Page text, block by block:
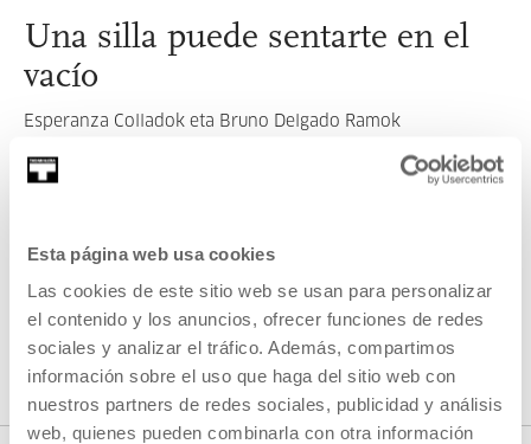
Esta página web usa cookies
Las cookies de este sitio web se usan para personalizar
el contenido y los anuncios, ofrecer funciones de redes
sociales y analizar el tráfico. Además, compartimos
información sobre el uso que haga del sitio web con
nuestros partners de redes sociales, publicidad y análisis
web, quienes pueden combinarla con otra información
Una silla puede sentarte en el
vacío
Esperanza Colladok eta Bruno Delgado Ramok